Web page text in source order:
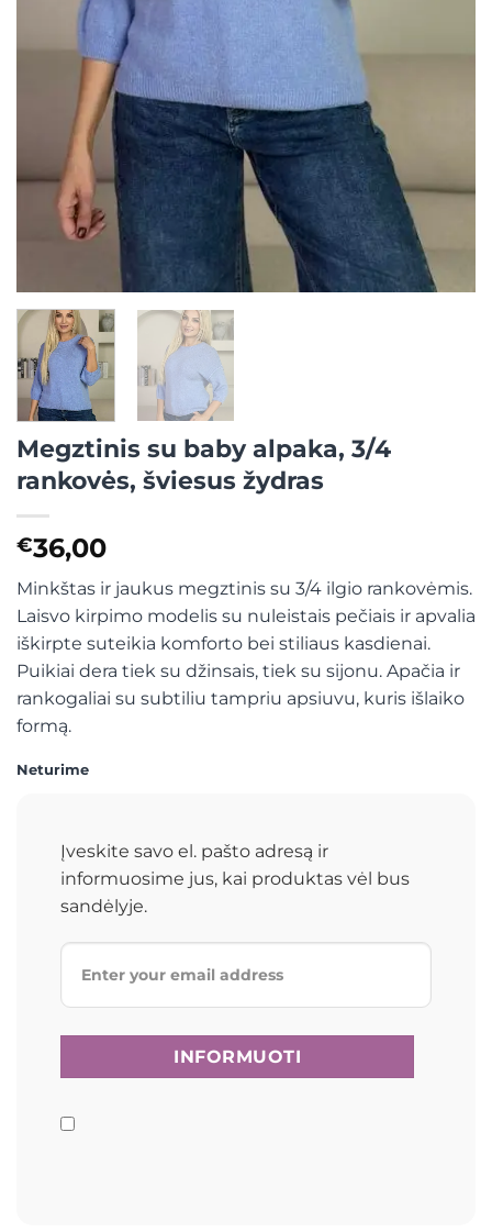
Megztinis su baby alpaka, 3/4
rankovės, šviesus žydras
€36,00
Minkštas ir jaukus megztinis su 3/4 ilgio rankovėmis.
Laisvo kirpimo modelis su nuleistais pečiais ir apvalia
iškirpte suteikia komforto bei stiliaus kasdienai.
Puikiai dera tiek su džinsais, tiek su sijonu. Apačia ir
rankogaliai su subtiliu tampriu apsiuvu, kuris išlaiko
formą.
Neturime
Įveskite savo el. pašto adresą ir
informuosime jus, kai produktas vėl bus
sandėlyje.